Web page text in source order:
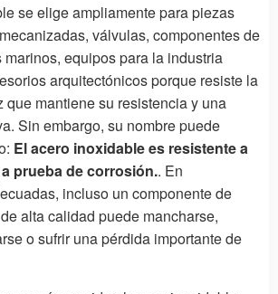
se elige ampliamente para piezas
válvulas, componentes de
equipos para la industria
arquitectónicos porque resiste la
que mantiene su resistencia y una
Sin embargo, su nombre puede
El acero inoxidable es resistente a
prueba de corrosión.. En
incluso un componente de
alta calidad puede mancharse,
o sufrir una pérdida importante de